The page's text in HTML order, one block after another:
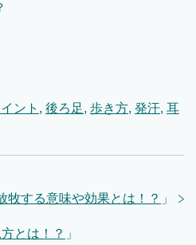
ント , 後ろ足, 歩き方, 発汗, 耳
牧する意味や効果とは！？ 」
とは！？ 」